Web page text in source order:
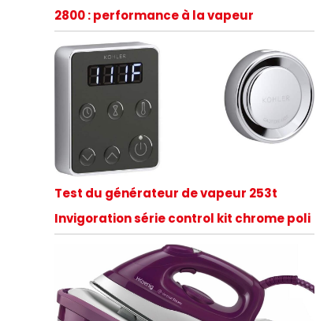
2800 : performance à la vapeur
Test du générateur de vapeur 253t
Invigoration série control kit chrome poli